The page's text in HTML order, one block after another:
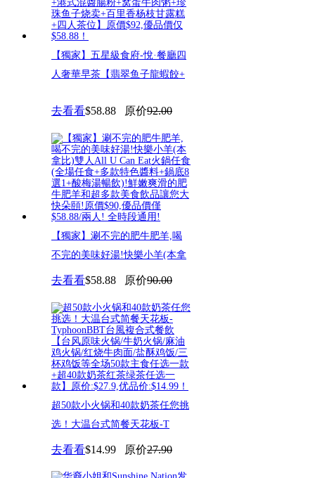
【獨家】五星級食府-悅·餐廳四
人奢華早茶【翡翠鱼子龍蝦餃+
去看看$58.88 原价92.00
【獨家】涮不完的肥牛肥羊,喝
不完的美味好湯!快樂小羊(本拿
去看看$58.88 原价90.00
超50款小火锅和40款奶茶任您挑
选！大温台式简餐天花板-T
去看看$14.99 原价27.90